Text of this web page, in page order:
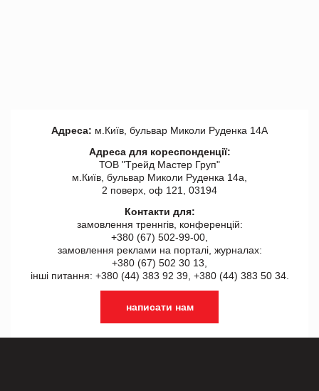
Адреса: м.Київ, бульвар Миколи Руденка 14А
Адреса для кореспонденції:
ТОВ "Tрейд Мастер Груп"
м.Київ, бульвар Миколи Руденка 14а,
2 поверх, оф 121, 03194
Контакти для:
замовлення треннгів, конференцій:
+380 (67) 502-99-00,
замовлення реклами на порталі, журналах:
+380 (67) 502 30 13,
інші питання: +380 (44) 383 92 39, +380 (44) 383 50 34.
написати нам